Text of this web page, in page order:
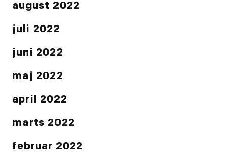
august 2022
juli 2022
juni 2022
maj 2022
april 2022
marts 2022
februar 2022